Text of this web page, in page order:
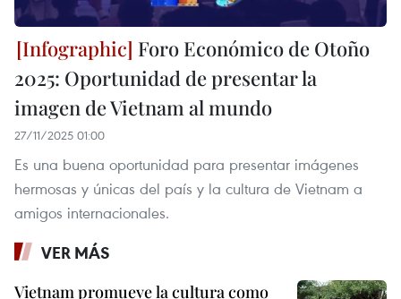
Foro Económico de Otoño
2025: Oportunidad de presentar la
imagen de Vietnam al mundo
27/11/2025 01:00
Es una buena oportunidad para presentar imágenes
hermosas y únicas del país y la cultura de Vietnam a
amigos internacionales.
VER MÁS
Vietnam promueve la cultura como